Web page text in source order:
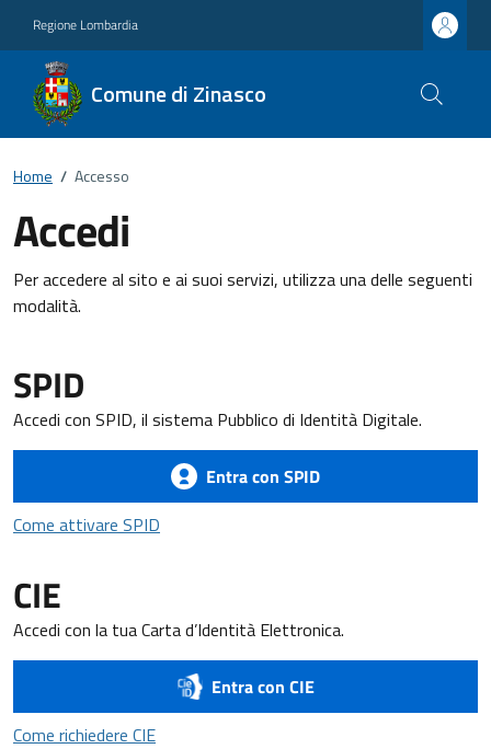
Regione Lombardia
Comune di Zinasco
Home / Accesso
Accedi
Per accedere al sito e ai suoi servizi, utilizza una delle seguenti
modalità.
SPID
Accedi con SPID, il sistema Pubblico di Identità Digitale.
Entra con SPID
Come attivare SPID
CIE
Accedi con la tua Carta d’Identità Elettronica.
Entra con CIE
Come richiedere CIECome richiedere CIE